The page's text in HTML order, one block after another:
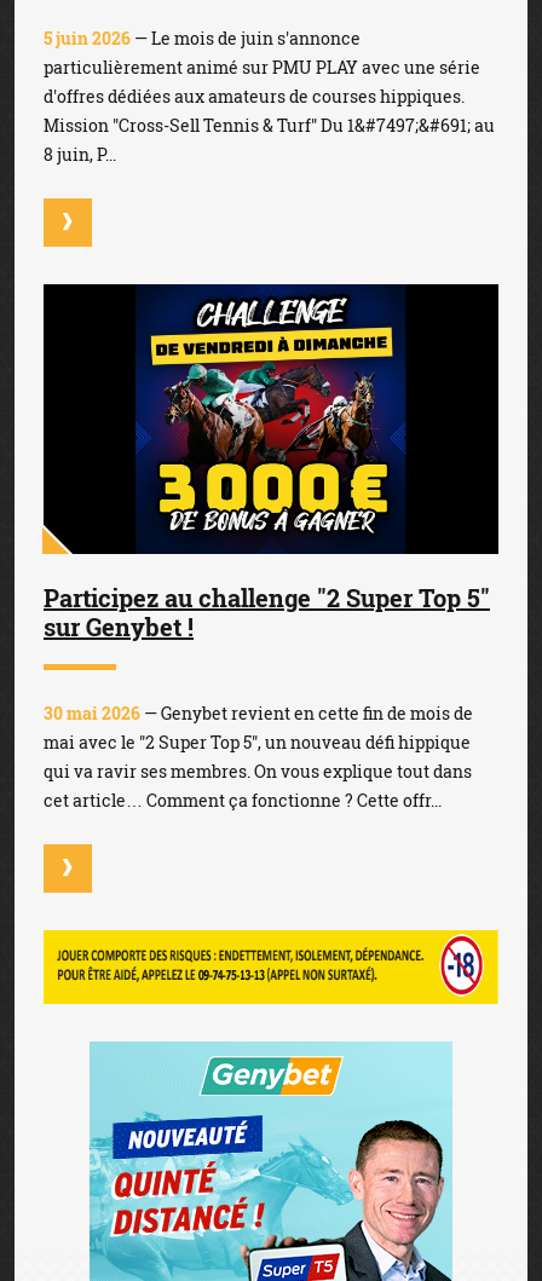
5 juin 2026 — Le mois de juin s'annonce
particulièrement animé sur PMU PLAY avec une série
d'offres dédiées aux amateurs de courses hippiques.
Mission "Cross-Sell Tennis & Turf" Du 1&#7497;&#691; au
8 juin, P...
Participez au challenge "2 Super Top 5"
sur Genybet !
30 mai 2026 — Genybet revient en cette fin de mois de
mai avec le "2 Super Top 5", un nouveau défi hippique
qui va ravir ses membres. On vous explique tout dans
cet article… Comment ça fonctionne ? Cette offr...